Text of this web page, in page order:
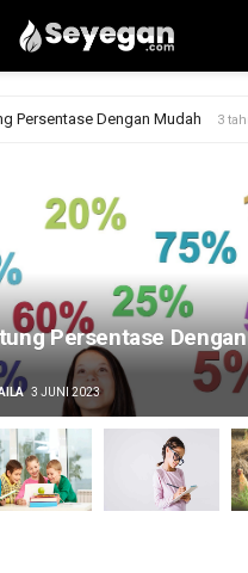
Persentase Dengan
3 JUNI 2023